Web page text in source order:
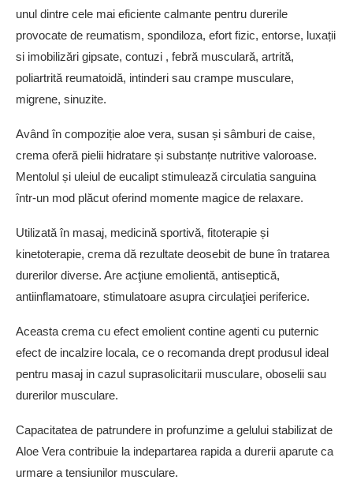
unul dintre cele mai eficiente calmante pentru durerile
provocate de reumatism, spondiloza, efort fizic, entorse, luxații
si imobilizări gipsate, contuzi , febră musculară, artrită,
poliartrită reumatoidă, intinderi sau crampe musculare,
migrene, sinuzite.
Având în compoziție aloe vera, susan și sâmburi de caise,
crema oferă pielii hidratare și substanțe nutritive valoroase.
Mentolul și uleiul de eucalipt stimulează circulatia sanguina
într-un mod plăcut oferind momente magice de relaxare.
Utilizată în masaj, medicină sportivă, fitoterapie și
kinetoterapie, crema dă rezultate deosebit de bune în tratarea
durerilor diverse. Are acţiune emolientă, antiseptică,
antiinflamatoare, stimulatoare asupra circulaţiei periferice.
Aceasta crema cu efect emolient contine agenti cu puternic
efect de incalzire locala, ce o recomanda drept produsul ideal
pentru masaj in cazul suprasolicitarii musculare, oboselii sau
durerilor musculare.
Capacitatea de patrundere in profunzime a gelului stabilizat de
Aloe Vera contribuie la indepartarea rapida a durerii aparute ca
urmare a tensiunilor musculare.